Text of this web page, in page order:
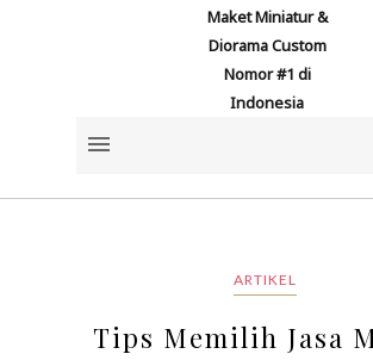
Maket Miniatur &
Diorama Custom
Nomor #1 di
Indonesia
ARTIKEL
Tips Memilih Jasa